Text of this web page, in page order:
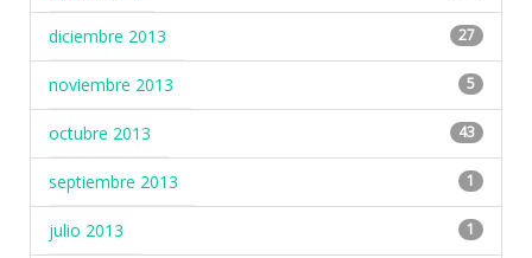
diciembre 2013 27
noviembre 2013 5
octubre 2013 43
septiembre 2013 1
julio 2013 1